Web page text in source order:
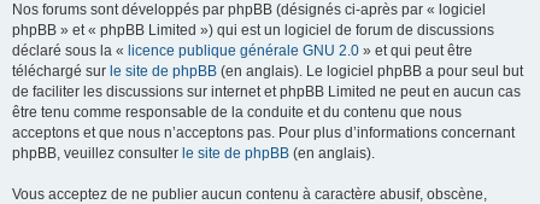
Nos forums sont développés par phpBB (désignés ci-après par « logiciel
phpBB » et « phpBB Limited ») qui est un logiciel de forum de discussions
déclaré sous la « licence publique générale GNU 2.0 » et qui peut être
téléchargé sur le site de phpBB (en anglais). Le logiciel phpBB a pour seul but
de faciliter les discussions sur internet et phpBB Limited ne peut en aucun cas
être tenu comme responsable de la conduite et du contenu que nous
acceptons et que nous n’acceptons pas. Pour plus d’informations concernant
phpBB, veuillez consulter le site de phpBB (en anglais).
Vous acceptez de ne publier aucun contenu à caractère abusif, obscène,